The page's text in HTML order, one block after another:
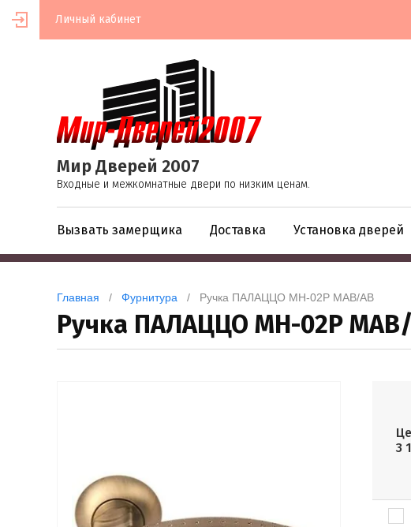
Личный кабинет
Мир Дверей 2007
Входные и межкомнатные двери по низким ценам.
Вызвать замерщика Доставка Установка дверей
Главная
   /
Фурнитура
   /   Ручка ПАЛАЦЦО MH-02P MAB/AB
Ручка ПАЛАЦЦО MH-02P
3